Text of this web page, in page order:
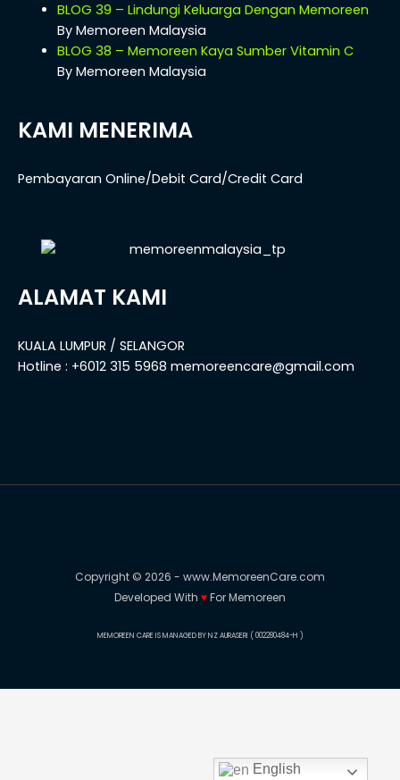
BLOG 39 – Lindungi Keluarga Dengan Memoreen
By Memoreen Malaysia
BLOG 38 – Memoreen Kaya Sumber Vitamin C
By Memoreen Malaysia
KAMI MENERIMA
Pembayaran Online/Debit Card/Credit Card
ALAMAT KAMI
KUALA LUMPUR / SELANGOR
Hotline : +6012 315 5968 memoreencare@gmail.com
Copyright © 2026 - www.MemoreenCare.com
Developed With ♥️For Memoreen
MEMOREEN CARE IS MANAGED BY NZ AURASERI ( 002280484-H )
English